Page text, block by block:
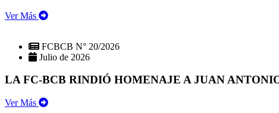
Ver Más
FCBCB N° 20/2026
Julio de 2026
LA FC-BCB RINDIÓ HOMENAJE A JUAN
Ver Más